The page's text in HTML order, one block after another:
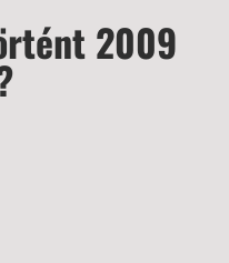
2009